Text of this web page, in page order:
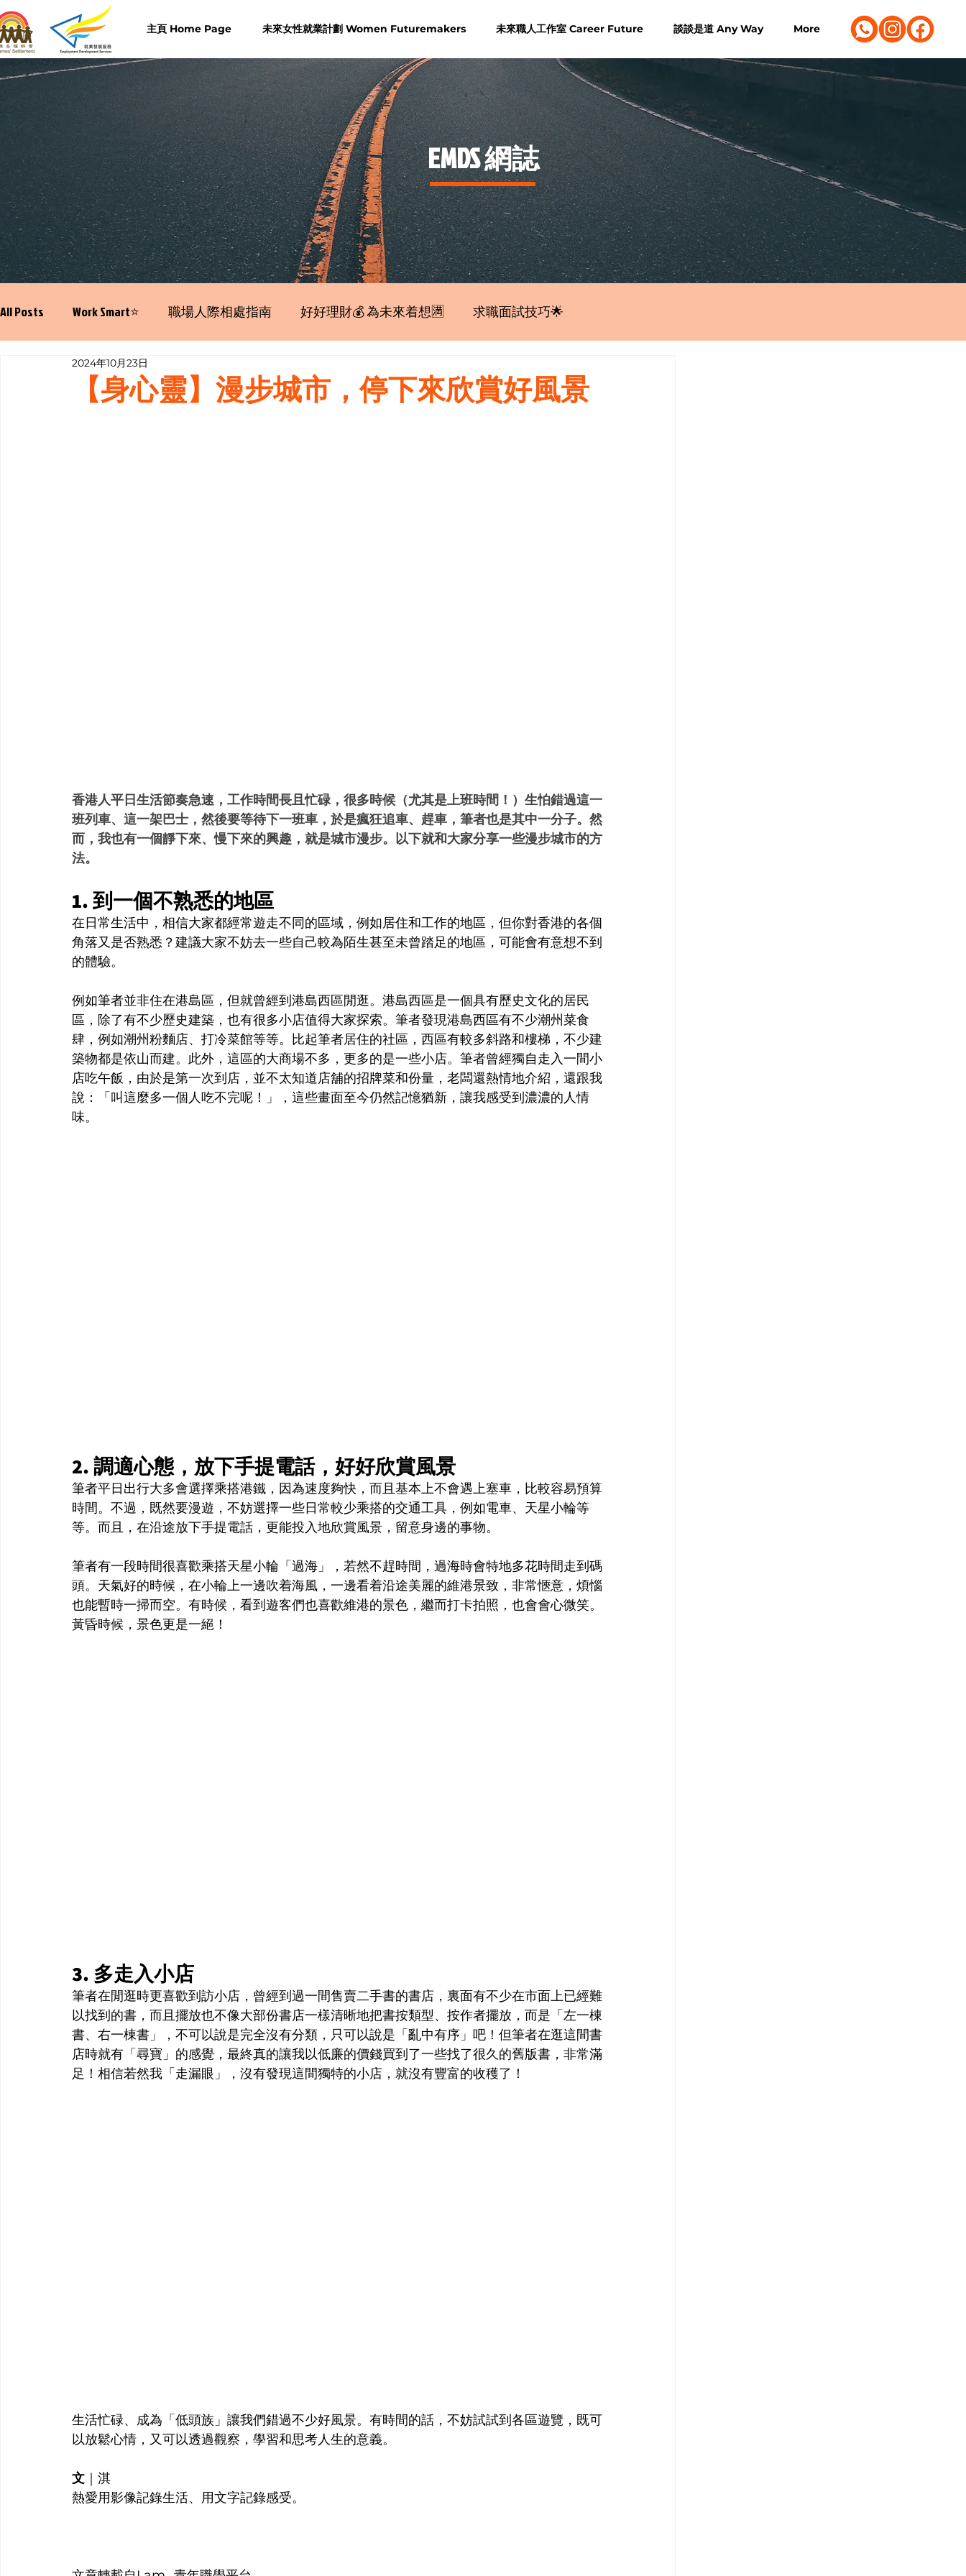
主頁 Home Page 未來女性就業計劃 Women Futuremakers 未來職人工作室 Career Future 談談是道 Any Way More
​EMDS 網誌
All Posts Work Smart⭐️ 職場人際相處指南 好好理財💰 為未來着想🈵 求職面試技巧🌟
寫履歷表嘅技巧📝【身心靈】漫步城市，停下來欣賞好風景
2024年10月23日
香港人平日生活節奏急速，工作時間長且忙碌，很多時候（尤其是上班時間！）生怕錯過這一
班列車、這一架巴士，然後要等待下一班車，於是瘋狂追車、趕車，筆者也是其中一分子。然
而，我也有一個靜下來、慢下來的興趣，就是城市漫步。以下就和大家分享一些漫步城市的方
法。
1. 到一個不熟悉的地區
在日常生活中，相信大家都經常遊走不同的區域，例如居住和工作的地區，但你對香港的各個
角落又是否熟悉？建議大家不妨去一些自己較為陌生甚至未曾踏足的地區，可能會有意想不到
的體驗。
例如筆者並非住在港島區，但就曾經到港島西區閒逛。港島西區是一個具有歷史文化的居民
區，除了有不少歷史建築，也有很多小店值得大家探索。筆者發現港島西區有不少潮州菜食
肆，例如潮州粉麵店、打冷菜館等等。比起筆者居住的社區，西區有較多斜路和樓梯，不少建
築物都是依山而建。此外，這區的大商場不多，更多的是一些小店。筆者曾經獨自走入一間小
店吃午飯，由於是第一次到店，並不太知道店舖的招牌菜和份量，老闆還熱情地介紹，還跟我
說：「叫這麼多一個人吃不完呢！」，這些畫面至今仍然記憶猶新，讓我感受到濃濃的人情
味。
2. 調適心態，放下手提電話，好好欣賞風景
筆者平日出行大多會選擇乘搭港鐵，因為速度夠快，而且基本上不會遇上塞車，比較容易預算
時間。不過，既然要漫遊，不妨選擇一些日常較少乘搭的交通工具，例如電車、天星小輪等
等。而且，在沿途放下手提電話，更能投入地欣賞風景，留意身邊的事物。
筆者有一段時間很喜歡乘搭天星小輪「過海」，若然不趕時間，過海時會特地多花時間走到碼
頭。天氣好的時候，在小輪上一邊吹着海風，一邊看着沿途美麗的維港景致，非常愜意，煩惱
也能暫時一掃而空。有時候，看到遊客們也喜歡維港的景色，繼而打卡拍照，也會會心微笑。
黃昏時候，景色更是一絕！
3. 多走入小店
筆者在閒逛時更喜歡到訪小店，曾經到過一間售賣二手書的書店，裏面有不少在市面上已經難
以找到的書，而且擺放也不像大部份書店一樣清晰地把書按類型、按作者擺放，而是「左一棟
書、右一棟書」，不可以說是完全沒有分類，只可以說是「亂中有序」吧！但筆者在逛這間書
店時就有「尋寶」的感覺，最終真的讓我以低廉的價錢買到了一些找了很久的舊版書，非常滿
足！相信若然我「走漏眼」，沒有發現這間獨特的小店，就沒有豐富的收穫了！
生活忙碌、成為「低頭族」讓我們錯過不少好風景。有時間的話，不妨試試到各區遊覽，既可
以放鬆心情，又可以透過觀察，學習和思考人生的意義。
文 ｜淇
熱愛用影像記錄生活、用文字記錄感受。